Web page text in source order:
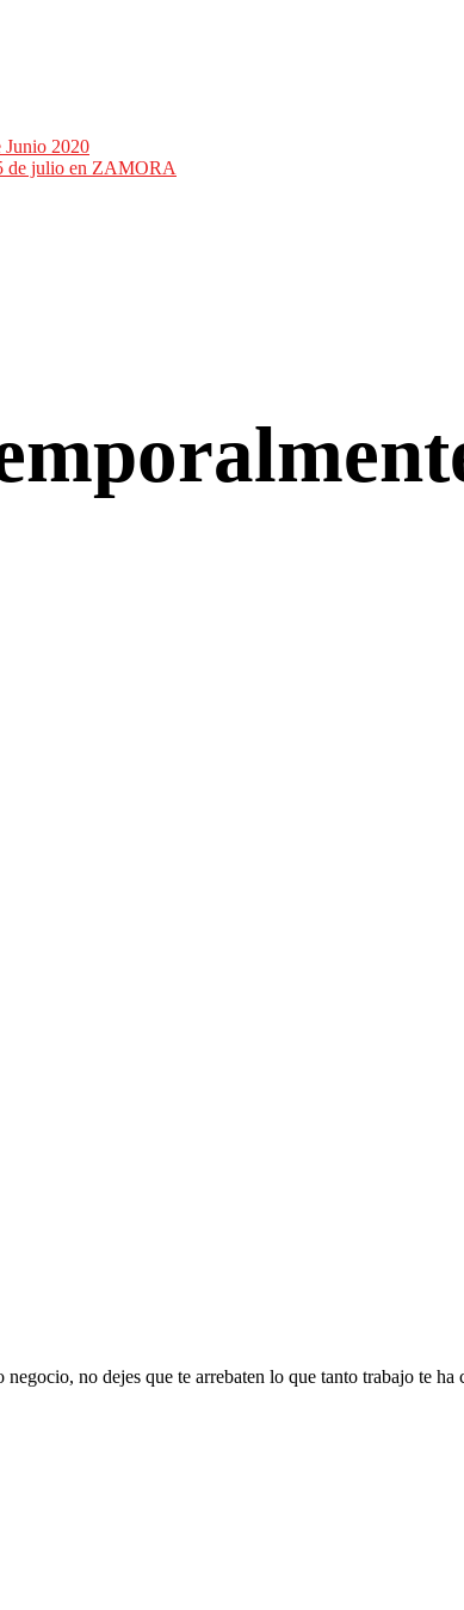
Junio 2020
de julio en ZAMORA
negocio, no dejes que te arrebaten lo que tanto trabajo te ha